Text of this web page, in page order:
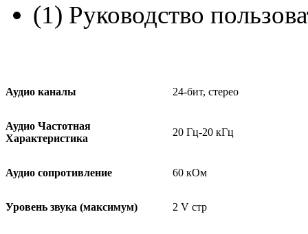
(1) Руководство
Аудио каналы 24-бит, стерео
Аудио Частотная
Характеристика
20 Гц-20 кГц
Аудио сопротивление 60 кОм
Уровень звука (максимум) 2 V стр